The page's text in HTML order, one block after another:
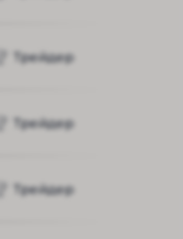
Трейдер
Трейдер
Трейдер